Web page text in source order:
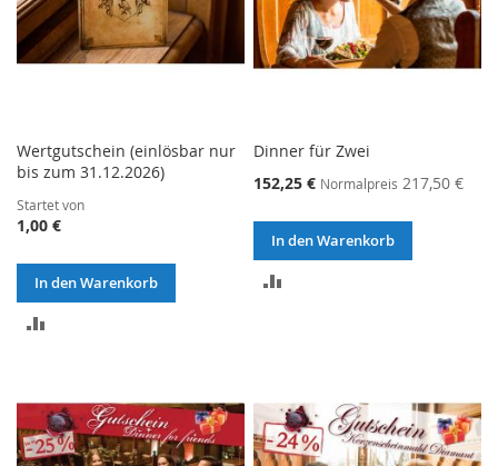
Wertgutschein (einlösbar nur
bis zum 31.12.2026)
Startet von
1,00 €
In den Warenkorb
HINZUFÜGEN
Dinner für Zwei
152,25 € Normalpreis 217,50 €
In den Warenkorb